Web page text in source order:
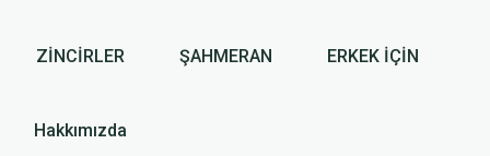
ZİNCİRLER ŞAHMERAN ERKEK İÇİN
Hakkımızda